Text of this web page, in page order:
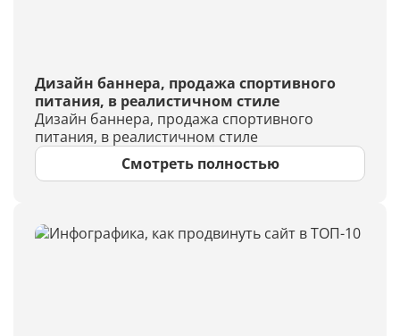
Дизайн баннера, продажа спортивного
питания, в реалистичном стиле
Дизайн баннера, продажа спортивного
питания, в реалистичном стиле
Смотреть полностью